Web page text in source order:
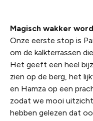
Magisch wakker
Onze eerste stop is
om de kalkterrassen
Het geeft een heel
zien op de berg, het
en Hamza op een
zodat we mooi
hebben gelezen dat